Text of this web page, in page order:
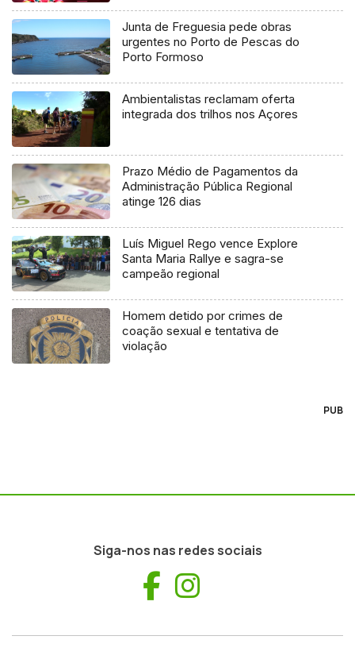
Junta de Freguesia pede obras
urgentes no Porto de Pescas do
Porto Formoso
Ambientalistas reclamam oferta
integrada dos trilhos nos Açores
Prazo Médio de Pagamentos da
Administração Pública Regional
atinge 126 dias
Luís Miguel Rego vence Explore
Santa Maria Rallye e sagra-se
campeão regional
Homem detido por crimes de
coação sexual e tentativa de
violação
PUB
Siga-nos nas redes sociais
Facebook